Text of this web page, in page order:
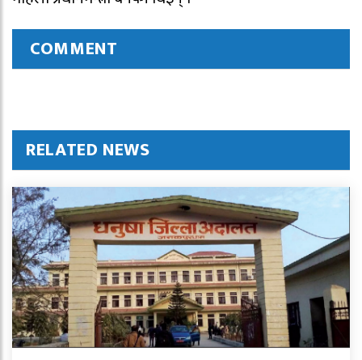
COMMENT
RELATED NEWS